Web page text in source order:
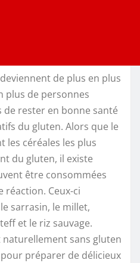
de plus en plus
plus de personnes
rester en bonne santé
du gluten. Alors que le
les céréales les plus
du gluten, il existe
être consommées
réaction. Ceux-ci
sarrasin, le millet,
et le riz sauvage.
naturellement sans gluten
préparer de délicieux